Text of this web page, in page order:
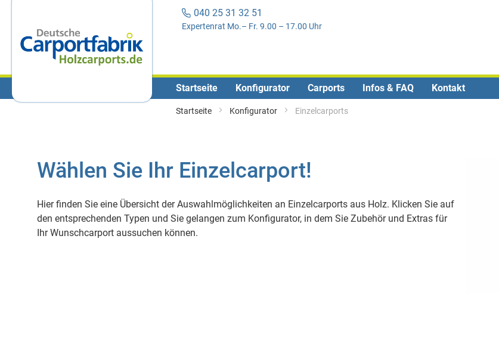
040 25 31 32 51
Expertenrat Mo.– Fr. 9.00 – 17.00 Uhr
Startseite Konfigurator Carports Infos & FAQ Kontakt
Startseite Konfigurator Einzelcarports
Wählen Sie Ihr Einzelcarport!
Hier finden Sie eine Übersicht der Auswahlmöglichkeiten an Einzelcarports aus Holz. Klicken Sie auf
den entsprechenden Typen und Sie gelangen zum Konfigurator, in dem Sie Zubehör und Extras für
Ihr Wunschcarport aussuchen können.